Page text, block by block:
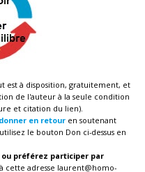
est à disposition, gratuitement, et
de l'auteur à la seule condition
et citation du lien).
en retour en soutenant
le bouton Don ci-dessus en
ou préférez participer par
cette adresse laurent@homo-